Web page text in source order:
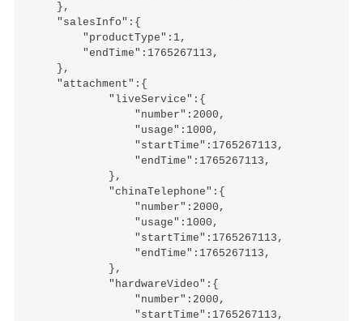
    },
    "salesInfo":{
        "productType":1,
        "endTime":1765267113,
    },
    "attachment":{
            "liveService":{
                "number":2000,
                "usage":1000,
                "startTime":1765267113,
                "endTime":1765267113,
            },
            "chinaTelephone":{
                "number":2000,
                "usage":1000,
                "startTime":1765267113,
                "endTime":1765267113,
            },
            "hardwareVideo":{
                "number":2000,
                "startTime":1765267113,